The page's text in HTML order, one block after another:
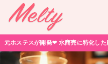
元ホステスが開発❤︎ 水商売に特化し